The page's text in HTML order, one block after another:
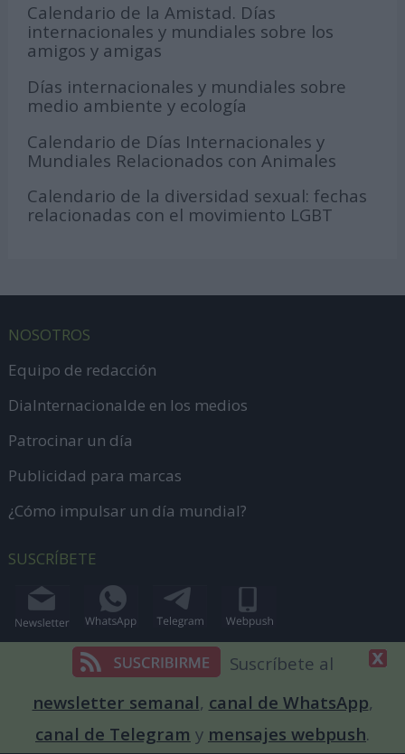
Calendario de la Amistad. Días
internacionales y mundiales sobre los
amigos y amigas
Días internacionales y mundiales sobre
medio ambiente y ecología
Calendario de Días Internacionales y
Mundiales Relacionados con Animales
Calendario de la diversidad sexual: fechas
relacionadas con el movimiento LGBT
NOSOTROS
Equipo de redacción
DiaInternacionalde en los medios
Patrocinar un día
Publicidad para marcas
¿Cómo impulsar un día mundial?
SUSCRÍBETE
CONTACTA
Envíanos información
dias@diainternacionalde.com
Suscríbete al
newsletter semanal, canal de WhatsApp,
canal de Telegram y mensajes webpush.